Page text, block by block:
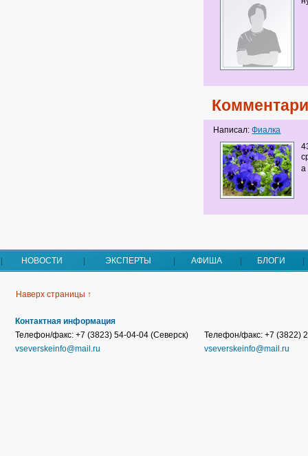
Написал:Фиалка
а
НОВОСТИ ЭКСПЕРТЫ АФИША БЛОГИ
Наверх страницы ↑
Контактная информация
Телефон/факс: +7 (3823) 54-04-04 (Северск)
vseverskeinfo@mail.ru
Телефон/факс: +7 (3822)
vseverskeinfo@mail.ru